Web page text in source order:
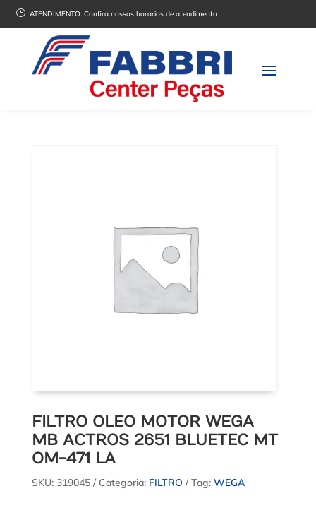
} ATENDIMENTO:Confira nossos horários de atendimento
FILTRO OLEO MOTOR WEGA
MB ACTROS 2651 BLUETEC MT
OM-471 LA
SKU: 319045 Categoria: FILTRO Tag: WEGA